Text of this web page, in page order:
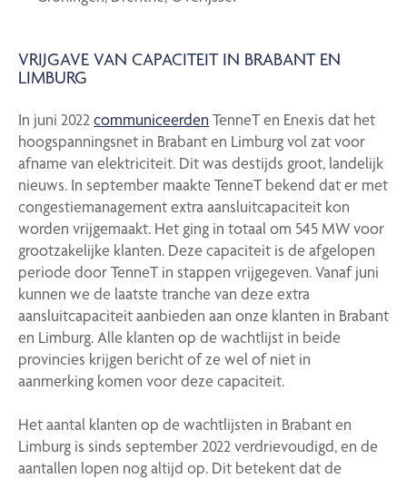
VRIJGAVE VAN CAPACITEIT IN BRABANT EN
LIMBURG
In juni 2022 communiceerden TenneT en Enexis dat het
hoogspanningsnet in Brabant en Limburg vol zat voor
afname van elektriciteit. Dit was destijds groot, landelijk
nieuws. In september maakte TenneT bekend dat er met
congestiemanagement extra aansluitcapaciteit kon
worden vrijgemaakt. Het ging in totaal om 545 MW voor
grootzakelijke klanten. Deze capaciteit is de afgelopen
periode door TenneT in stappen vrijgegeven. Vanaf juni
kunnen we de laatste tranche van deze extra
aansluitcapaciteit aanbieden aan onze klanten in Brabant
en Limburg. Alle klanten op de wachtlijst in beide
provincies krijgen bericht of ze wel of niet in
aanmerking komen voor deze capaciteit.
Het aantal klanten op de wachtlijsten in Brabant en
Limburg is sinds september 2022 verdrievoudigd, en de
aantallen lopen nog altijd op. Dit betekent dat de